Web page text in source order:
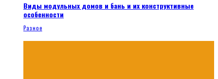
Виды модульных домов и бань и их конструктивные
особенности
Разное